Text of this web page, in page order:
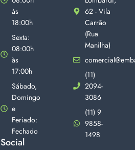
às
18:00h
Sexta:
08:00h
às
17:00h
Sábado,
Domingo
e
Feriado:
Fechado
Social
62 - Vila
Carrão
(Rua
Manilha)
(11)
2094-
3086
(11) 9
9858-
1498